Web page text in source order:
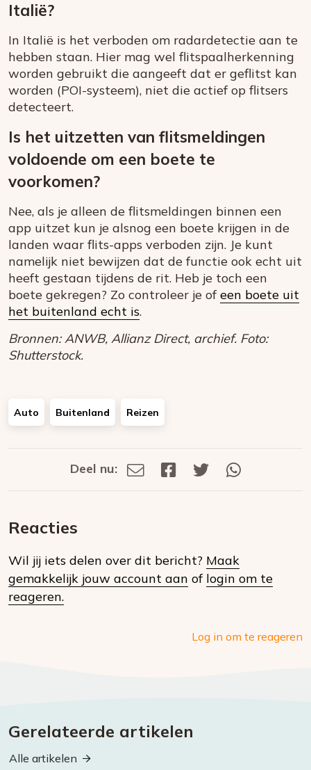
Italië?
In Italië is het verboden om radardetectie aan te
hebben staan. Hier mag wel flitspaalherkenning
worden gebruikt die aangeeft dat er geflitst kan
worden (POI-systeem), niet die actief op flitsers
detecteert.
Is het uitzetten van flitsmeldingen
voldoende om een boete te
voorkomen?
Nee, als je alleen de flitsmeldingen binnen een
app uitzet kun je alsnog een boete krijgen in de
landen waar flits-apps verboden zijn. Je kunt
namelijk niet bewijzen dat de functie ook echt uit
heeft gestaan tijdens de rit. Heb je toch een
boete gekregen? Zo controleer je ofeen boete uit
het buitenland echt is.
Bronnen: ANWB, Allianz Direct, archief. Foto:
Shutterstock.
Auto Buitenland Reizen
Deel
social
Deel nu:
Deel
Deel
Deel
Reacties
Wil jij iets delen over dit bericht? Maak
gemakkelijk jouw account aan of login om te
reageren.
Log in om te reageren
Gerelateerde artikelen
Alle artikelen